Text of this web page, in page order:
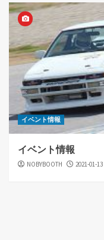
イベント情報
イベント情報
NOBYBOOTH 2021-01-13